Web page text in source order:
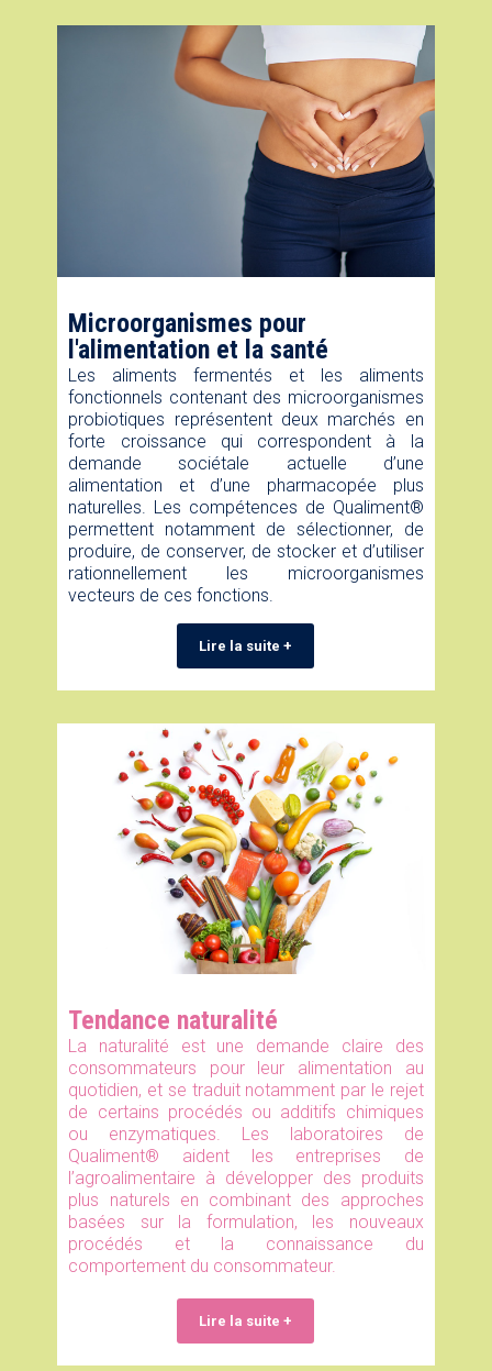
Microorganismes pour
l'alimentation et la santé
Les aliments fermentés et les aliments
fonctionnels contenant des microorganismes
probiotiques représentent deux marchés en
forte croissance qui correspondent à la
demande sociétale actuelle d’une
alimentation et d’une pharmacopée plus
naturelles. Les compétences de Qualiment®
permettent notamment de sélectionner, de
produire, de conserver, de stocker et d’utiliser
rationnellement les microorganismes
vecteurs de ces fonctions.
Lire la suite +
Tendance naturalité
La naturalité est une demande claire des
consommateurs pour leur alimentation au
quotidien, et se traduit notamment par le rejet
de certains procédés ou additifs chimiques
ou enzymatiques. Les laboratoires de
Qualiment® aident les entreprises de
l’agroalimentaire à développer des produits
plus naturels en combinant des approches
basées sur la formulation, les nouveaux
procédés et la connaissance du
comportement du consommateur.
Lire la suite +